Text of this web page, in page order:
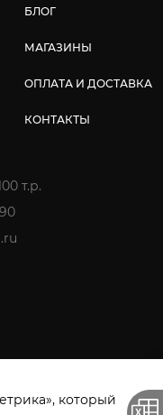
БЛОГ
МАГАЗИНЫ
ОПЛАТА И ДОСТАВКА
КОНТАКТЫ
т.р.
который